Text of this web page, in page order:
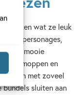
wat ze leuk
personages,
of mooie
moppen en
en met zoveel
sluiten aan